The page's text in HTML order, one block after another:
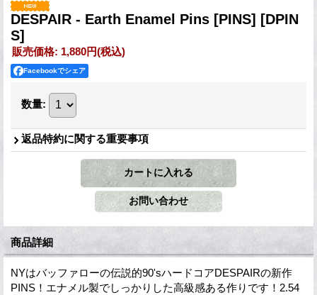
DESPAIR - Earth Enamel Pins [PINS] [DPIN
S]
販売価格: 1,880円(税込)
Facebookでシェア
数量:
返品特約に関する重要事項
商品詳細
NYはバッファローの伝説的90'sハードコアDESPAIRの新作
PINS！エナメル製でしっかりした高級感ある作りです！2.54